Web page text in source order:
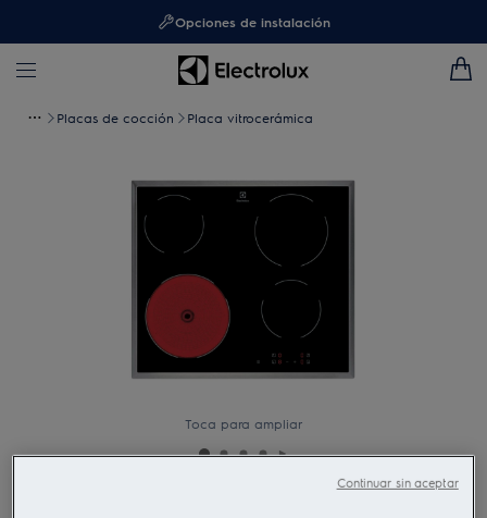
Opciones de instalación
Placas de cocción Placa vitrocerámica
Toca para ampliar
Continuar sin aceptar